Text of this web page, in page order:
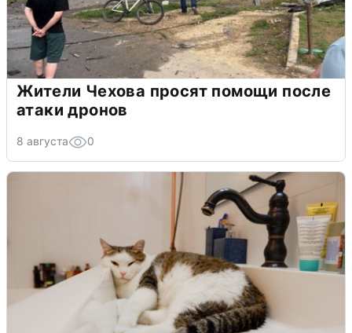
Жители Чехова просят помощи после
атаки дронов
8 августа 0